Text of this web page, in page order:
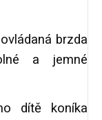
brzda
a jemné
dítě koníka